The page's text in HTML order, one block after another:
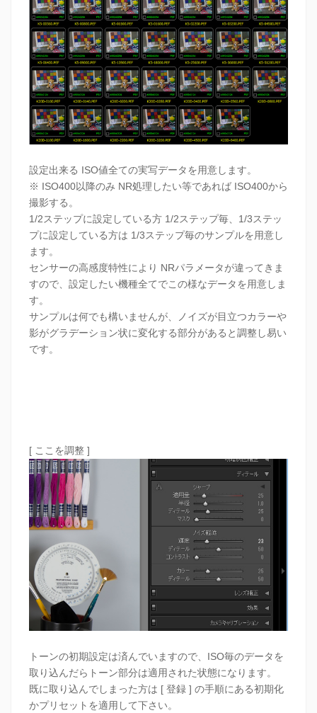
設定出来る ISO値全ての実写データを用意します。
※ ISO400以降のみ NR処理したい等であれば ISO400から
撮影する。
1/2ステップに設定している方 1/2ステップ毎、1/3ステッ
プに設定している方は 1/3ステップ毎のサンプルを用意し
ます。
センサーの高感度特性により NRパラメータが違ってきま
すので、設定したい機種全てでこの様なデータを用意しま
す。
サンプルは何でも構いませんが、ノイズが目立つカラーや
影がグラデーション状に変化する部分があると調整し易い
です。
[ ここを調整 ]
トーンの初期設定は済んでいますので、ISO毎のデータを
取り込んだらトーン部分は適用された状態になります。
既に取り込んでしまった方は [ 登録 ] の手順にある初期化
かプリセットを適用して下さい。